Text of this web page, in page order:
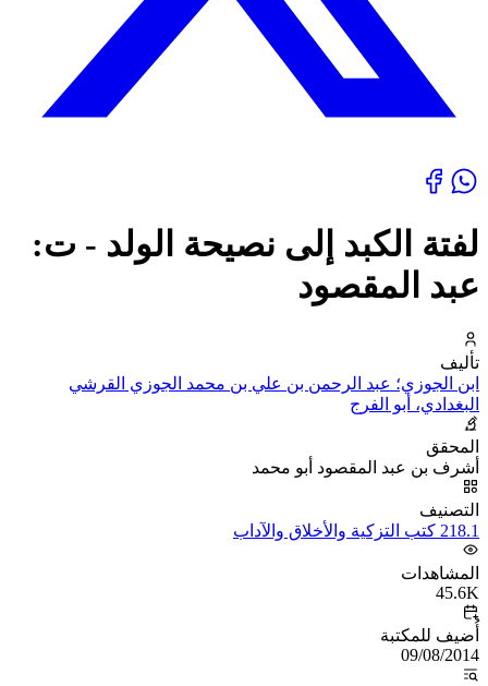
لفتة الكبد إلى نصيحة الولد - ت:
عبد المقصود
تأليف
ابن الجوزي؛ عبد الرحمن بن علي بن محمد الجوزي القرشي
البغدادي، أبو الفرج
المحقق
أشرف بن عبد المقصود أبو محمد
التصنيف
218.1 كتب التزكية والأخلاق والآداب
المشاهدات
45.6K
أُضيف للمكتبة
09/08/2014